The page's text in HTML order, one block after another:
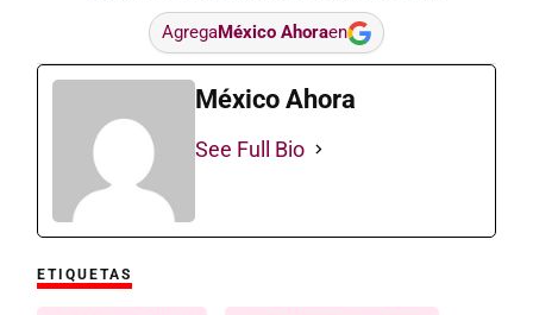
AgregaMéxico Ahoraen
México Ahora
See Full Bio
ETIQUETAS